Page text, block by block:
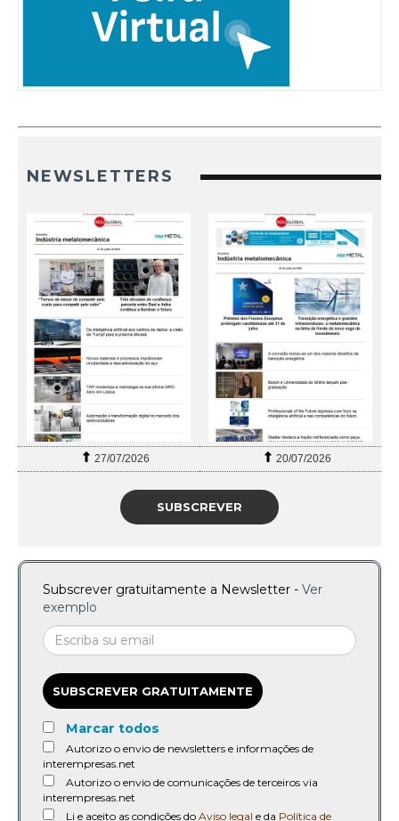
NEWSLETTERS
27/07/2026 20/07/2026
SUBSCREVER
Subscrever gratuitamente a Newsletter - Ver
exemplo
SUBSCREVER GRATUITAMENTE
Marcar todos
Autorizo o envio de newsletters e informações de
interempresas.net
Autorizo o envio de comunicações de terceiros via
interempresas.net
Li e aceito as condições do Aviso legal e da Política de